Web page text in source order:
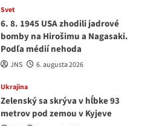
Svet
6. 8. 1945 USA zhodili jadrové
bomby na Hirošimu a Nagasaki.
Podľa médií nehoda
JNS 6. augusta 2026
Ukrajina
Zelenský sa skrýva v hĺbke 93
metrov pod zemou v Kyjeve